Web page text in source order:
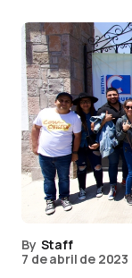
By Staff
7 de abril de 2023